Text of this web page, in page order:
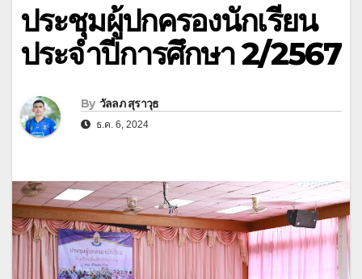
ประชุมผู้ปกครองนักเรียน
ประจำปีการศึกษา 2/2567
By วัลลภ สุราวุธ
ธ.ค. 6, 2024